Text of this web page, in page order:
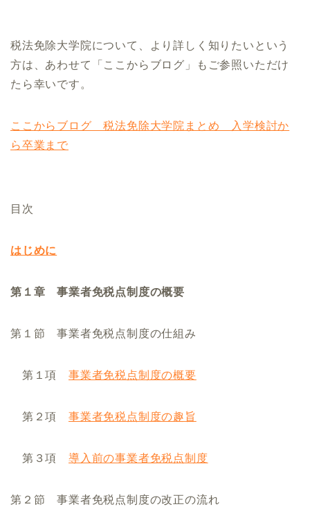
税法免除大学院について、より詳しく知りたいという
方は、あわせて「ここからブログ」もご参照いただけ
たら幸いです。
ここからブログ 税法免除大学院まとめ 入学検討か
ら卒業まで
目次
はじめに
第１章 事業者免税点制度の概要
第１節 事業者免税点制度の仕組み
第１項 事業者免税点制度の概要
第２項 事業者免税点制度の趣旨
第３項 導入前の事業者免税点制度
第２節 事業者免税点制度の改正の流れ